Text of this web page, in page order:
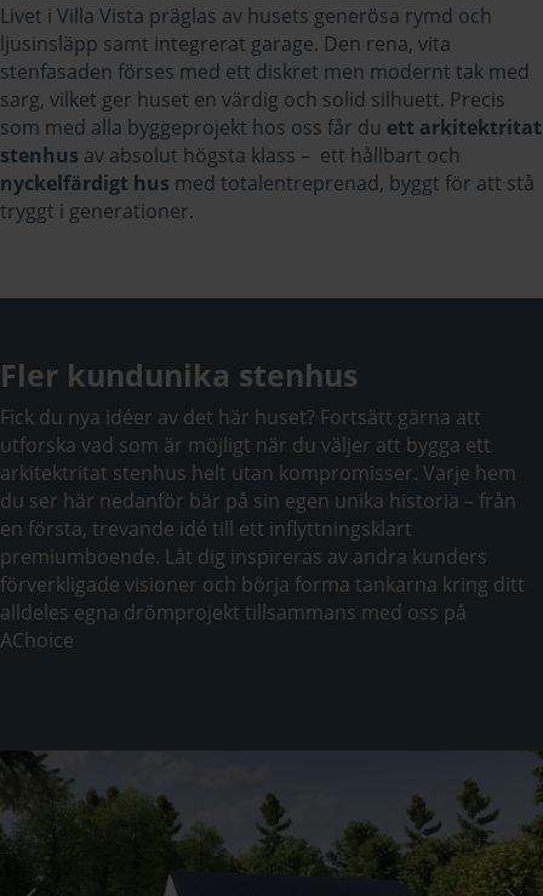
Livet i Villa Vista präglas av husets generösa rymd och
ljusinsläpp samt integrerat garage. Den rena, vita
stenfasaden förses med ett diskret men modernt tak med
sarg, vilket ger huset en värdig och solid silhuett. Precis
som med alla byggeprojekt hos oss får du ett arkitektritat
stenhus av absolut högsta klass – ett hållbart och
nyckelfärdigt hus med totalentreprenad, byggt för att stå
tryggt i generationer.
Fler kundunika stenhus
Fick du nya idéer av det här huset? Fortsätt gärna att
utforska vad som är möjligt när du väljer att bygga ett
arkitektritat stenhus helt utan kompromisser. Varje hem
du ser här nedanför bär på sin egen unika historia – från
en första, trevande idé till ett inflyttningsklart
premiumboende. Låt dig inspireras av andra kunders
förverkligade visioner och börja forma tankarna kring ditt
alldeles egna drömprojekt tillsammans med oss på
AChoice